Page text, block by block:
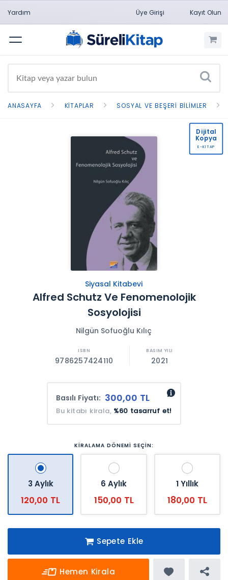
Yardım Üye Girişi Kayıt Olun
Menü
ANASAYFA KITAPLAR SOSYAL VE BEŞERI BILIMLER
Siyasal Kitabevi
Alfred Schutz Ve Fenomenolojik
Sosyolojisi
Nilgün Sofuoğlu Kılıç
9786257424110 2021
Basılı Fiyatı: 300,00 TL
Bu kitabı kirala, %60 tasarruf et!
KİRALAMA DÖNEMİ SEÇİN:
3 Aylık
120,00 TL
6 Aylık
150,00 TL
1 Yıllık
180,00 TL
Sepete Ekle
Hemen Kirala
Dijital
Kopya
E-KİTAP